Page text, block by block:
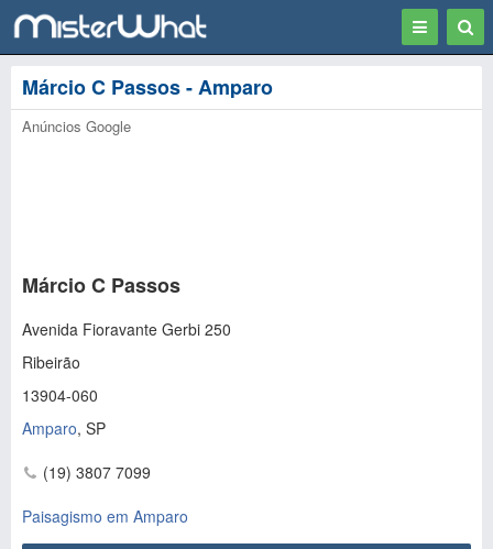
Toggle
Márcio C Passos - Amparo
Anúncios Google
Márcio C Passos
Avenida Fioravante Gerbi 250
Ribeirão
13904-060
Amparo, SP
(19) 3807 7099
Paisagismo em Amparo